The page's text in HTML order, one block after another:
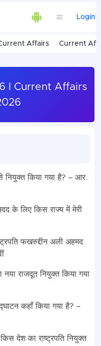
Login
Affairs Current
I Current Affairs
नियुक्त किया गया है? – आर.
के लिए किस राज्य में मेरी
फखरुद्दीन अली अहमद
राजदूत नियुक्त किया गया
कहाँ किया गया है? –
देश का राष्ट्रपति नियुक्त